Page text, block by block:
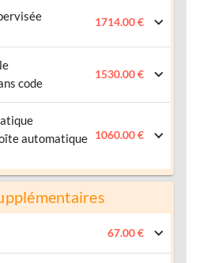
1714.00 €
code
1530.00 €
automatique
1060.00 €
67.00 €